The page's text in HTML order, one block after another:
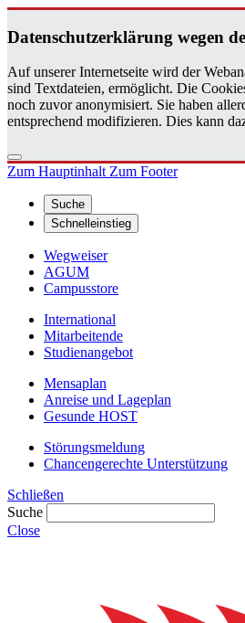
Da­ten­schutz­er­klä­rung wegen
Auf unserer Internetseite wird der
sind Textdateien, ermöglicht. Die
noch zuvor anonymisiert. Sie haben
entsprechend modifizieren. Dies kann
Zum HauptinhaltZum Footer
Suche
Schnelleinstieg
Wegweiser
AGUM
Campusstore
International
Mitarbeitende
Studienangebot
Mensaplan
Anreise und Lageplan
Gesunde HOST
Störungsmeldung
Chancengerechte Unterstützung
Schließen
Suche
Close